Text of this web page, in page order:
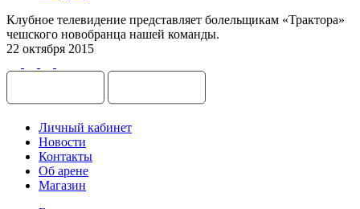
Клубное телевидение представляет болельщикам «Трактора»
чешского новобранца нашей команды.
22 октября 2015
Личный кабинет
Новости
Контакты
Об арене
Магазин